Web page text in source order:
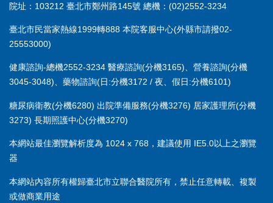
院址：103212 臺北市鄭州路145號 總機：(02)2552-3234
臺北市民當家熱線1999轉888 本院客服中心(外縣市請撥02-
25553000)
健康諮詢-總機2552-3234 醫療諮詢(分機3165)、營養諮詢(分機
3045-3048)、藥物諮詢(日:分機3172 / 夜、假日:分機6101)
糖尿病衛教(分機6280) 出院準備服務(分機3276) 居家護理所(分機
3273) 長期照護中心(分機3270)
本網站最佳瀏覽解析度為 1024 x 768，建議使用 IE5.0以上之瀏覽
器
本網站內容所有權歸臺北市立聯合醫院所有，禁止任意轉載、複製
或做商業用途